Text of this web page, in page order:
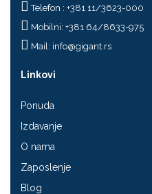
Telefon : +381 11/3623-000
Mobilni: +381 64/8633-975
Mail: info@gigant.rs
Linkovi
Ponuda
Izdavanje
O nama
Zaposlenje
Blog